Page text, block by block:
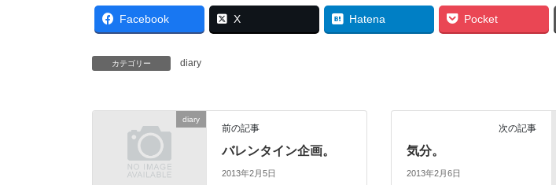
Facebook X Hatena Pocket
カテゴリー diary
diary
前の記事
バレンタイン企画。
2013年2月5日
次の記事
気分。
2013年2月6日